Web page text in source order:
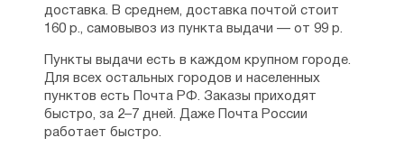
Рейтинг: 0
доставка. В среднем, доставка почтой стоит
160 р., самовывоз из пункта выдачи — от 99 р.
Пункты выдачи есть в каждом крупном городе.
Для всех остальных городов и населенных
пунктов есть Почта РФ. Заказы приходят
быстро, за 2–7 дней. Даже Почта России
работает быстро.